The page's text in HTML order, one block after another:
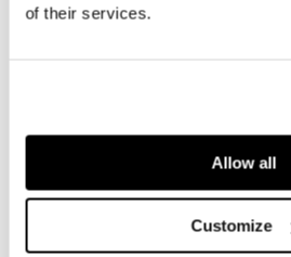
of their services.
Allow all
Customize
Recogida gratuita en